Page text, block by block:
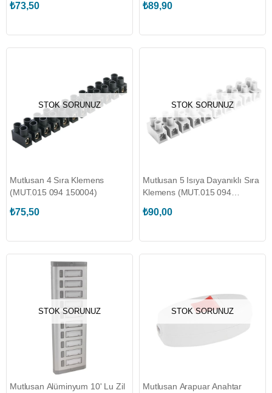
₺73,50 ₺89,90
STOK SORUNUZ
Mutlusan 4 Sıra Klemens
(MUT.015 094 150004)
₺75,50
STOK SORUNUZ
Mutlusan 5 Isıya Dayanıklı Sıra
Klemens (MUT.015 094
₺90,00
STOK SORUNUZ
Mutlusan Alüminyum 10' Lu Zil
STOK SORUNUZ
Mutlusan Arapuar Anahtar